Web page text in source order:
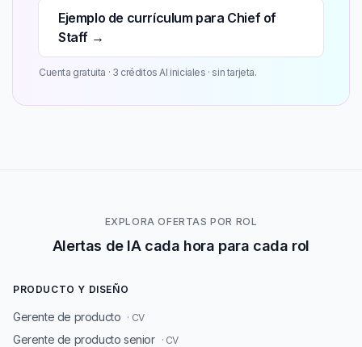
Ejemplo de currículum para Chief of
Staff →
Cuenta gratuita · 3 créditos AI iniciales · sin tarjeta.
EXPLORA OFERTAS POR ROL
Alertas de IA cada hora para cada rol
PRODUCTO Y DISEÑO
Gerente de producto · CV
Gerente de producto senior · CV